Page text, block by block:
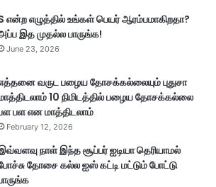
என்ற எழுத்தில் உங்கள் பெயர் ஆரம்பமாகிறதா?
இத முதல்ல பாருங்க!
June 23, 2026
வருட பழைய தோசக்கல்லையும் புதுசா
10 நிமிடத்தில் பழைய தோசக்கல்லை
பள என மாத்திடலாம்
February 12, 2026
நாள் இந்த சூப்பர் ஐடியா தெரியாமல்
தோசை கல்ல ஐஸ் கட்டி மட்டும் போட்டு